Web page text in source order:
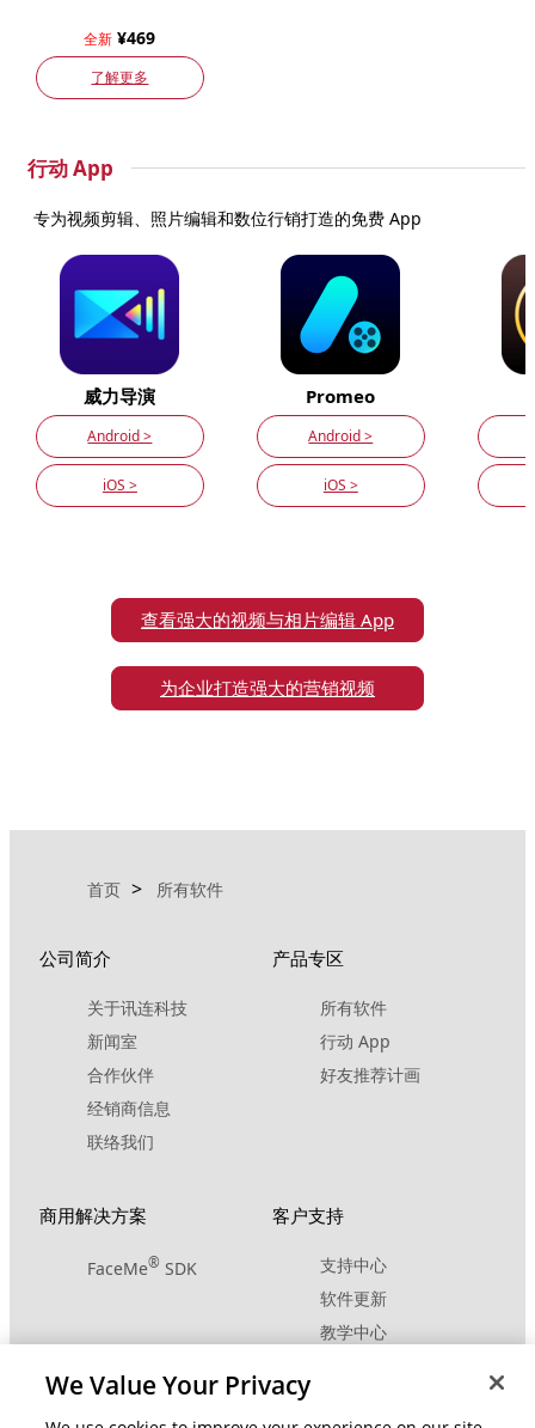
全新 ¥469
了解更多
行动 App
专为视频剪辑、照片编辑和数位行销打造的免费 App
威力导演
Android >
iOS >
Promeo
Android >
iOS >
查看强大的视频与相片编辑 App
为企业打造强大的营销视频
首页 所有软件
公司简介
关于讯连科技
新闻室
合作伙伴
经销商信息
联络我们
产品专区
所有软件
行动 App
好友推荐计画
商用解决方案
FaceMe® SDK
客户支持
支持中心
软件更新
教学中心
变更地区
We Value Your Privacy